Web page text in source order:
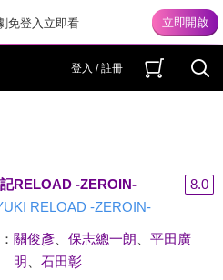
免登入立即看
登入 / 註冊
RELOAD -ZEROIN-
8.0
RELOAD -ZEROIN-
關俊彥、 保志總一朗
平田廣
明
石田彰